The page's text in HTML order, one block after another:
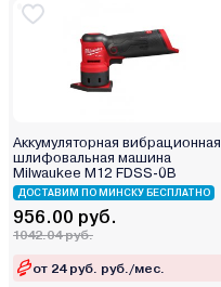
Аккумуляторная вибрационная
шлифовальная машина
Milwaukee M12 FDSS-0B
ДОСТАВИМ ПО МИНСКУ БЕСПЛАТНО
956.00 руб.
1042.04 руб.
от 24 руб. руб./мес.